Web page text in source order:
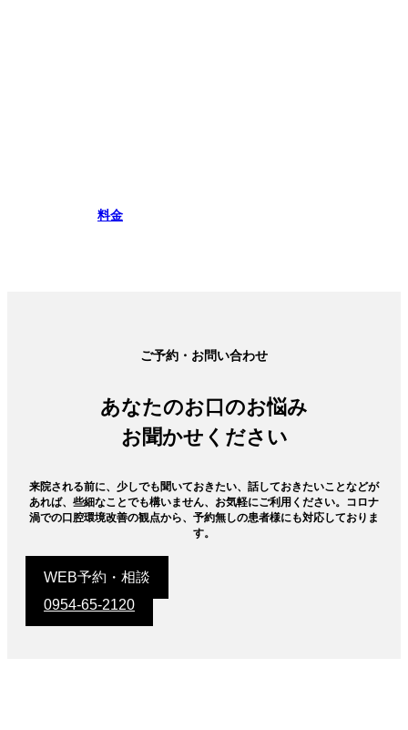
料金
ご予約・お問い合わせ
あなたのお口のお悩み
お聞かせください
来院される前に、少しでも聞いておきたい、話しておきたいことなどが
あれば、些細なことでも構いません、お気軽にご利用ください。コロナ
渦での口腔環境改善の観点から、予約無しの患者様にも対応しておりま
す。
WEB予約・相談
0954-65-2120